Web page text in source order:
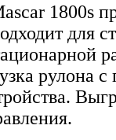
1800s
для
рулона